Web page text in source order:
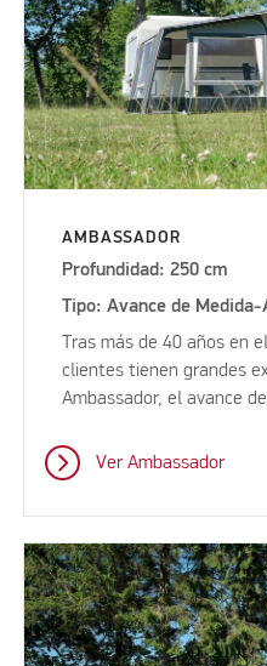
AMBASSADOR
Profundidad: 250 cm
Tipo: Avance de Medida-
Tras más de 40 años en
clientes tienen grandes
Ambassador, el avance
Ver Ambassador